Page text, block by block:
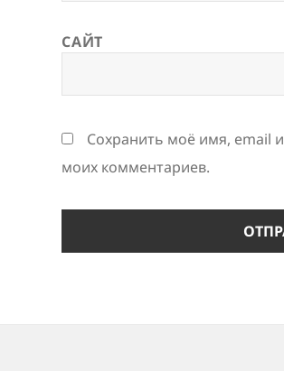
САЙТ
Сохранить моё имя, email
моих комментариев.